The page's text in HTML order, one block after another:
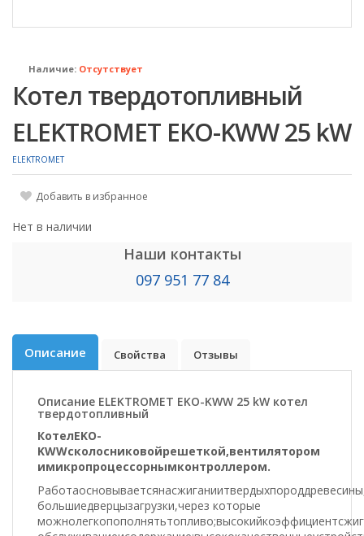
Наличие: Отсутствует
Котел твердотопливный
ELEKTROMET EKO-KWW 25 kW
ELEKTROMET
Добавить в избранное
Нет в наличии
Наши контакты
097 951 77 84
Описание Свойства Отзывы
Описание ELEKTROMET EKO-KWW 25 kW котел
твердотопливный
КотелEKO-
KWWсколосниковойрешеткой,вентилятором
имикропроцессорнымконтроллером.
Работаосновываетсянасжиганиитвердыхпороддревесины
большиедверцызагрузки,через которые
можнолегкопополнятьтопливо;высокийкоэффициент